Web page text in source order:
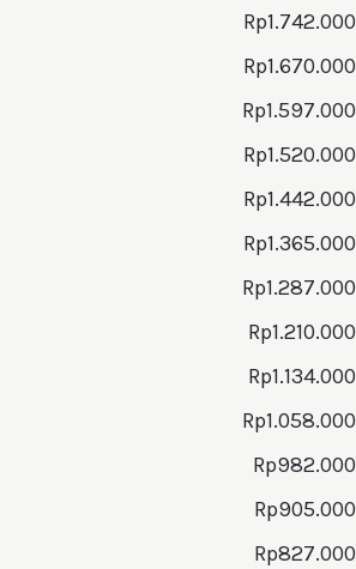
Rp1.742.000
Rp1.670.000
Rp1.597.000
Rp1.520.000
Rp1.442.000
Rp1.365.000
Rp1.287.000
Rp1.210.000
Rp1.134.000
Rp1.058.000
Rp982.000
Rp905.000
Rp827.000